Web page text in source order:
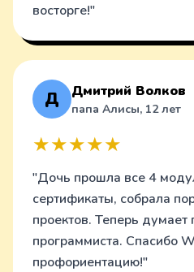
восторге!"
Д Дмитрий Волков
папа Алисы, 12 лет
★★★★★
"Дочь прошла все 4
сертификаты, собрала
проектов. Теперь думает
программиста. Спасибо
профориентацию!"